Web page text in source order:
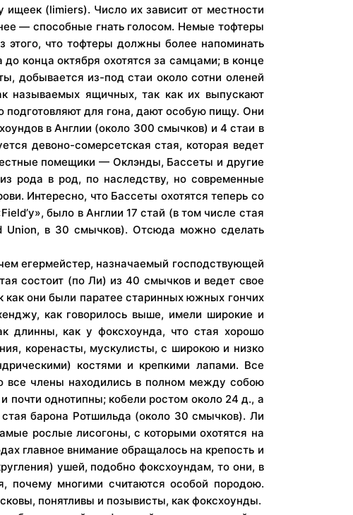
(limiers). Число их зависит от местности
— способные гнать голосом. Немые тофтеры
этого, что тофтеры должны более напоминать
конца октября охотятся за самцами; в конце
добывается из-под стаи около сотни оленей
называемых ящичных, так как их выпускают
подготовляют для гона, дают особую пищу. Они
в Англии (около 300 смычков) и 4 стаи в
девоно-сомерсетская стая, которая ведет
помещики — Оклэнды, Бассеты и другие
рода в род, по наследству, но современные
Интересно, что Бассеты охотятся теперь со
было в Англии 17 стай (в том числе стая
Union, в 30 смычков). Отсюда можно сделать
егермейстер, назначаемый господствующей
состоит (по Ли) из 40 смычков и ведет свое
как они были паратее старинных южных гончих
как говорилось выше, имели широкие и
длинны, как у фоксхоунда, что стая хорошо
коренасты, мускулисты, с широкою и низко
костями и крепкими лапами. Все
все члены находились в полном между собою
почти однотипны; кобели ростом около 24 д., а
барона Ротшильда (около 30 смычков). Ли
рослые лисогоны, с которыми охотятся на
главное внимание обращалось на крепость и
ушей, подобно фоксхоундам, то они, в
почему многими считаются особой породою.
понятливы и позывисты, как фоксхоунды.